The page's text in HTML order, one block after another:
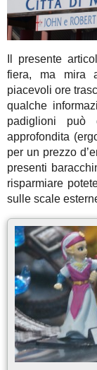
Il presente
fiera, ma mira
piacevoli ore
qualche
padiglioni può
approfondita
per un prezzo
presenti
risparmiare
sulle scale